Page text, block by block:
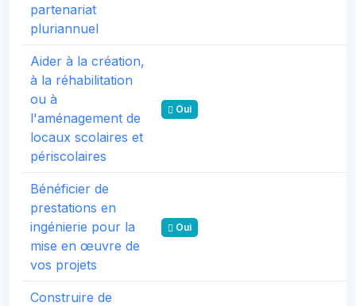
partenariat
pluriannuel
Aider à la création,
à la réhabilitation
ou à
l'aménagement de
locaux scolaires et
périscolaires
Oui
Bénéficier de
prestations en
ingénierie pour la
mise en œuvre de
vos projets
Oui
Construire de